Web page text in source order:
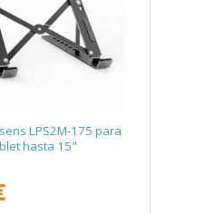
LPS2M-175 para
hasta 15"